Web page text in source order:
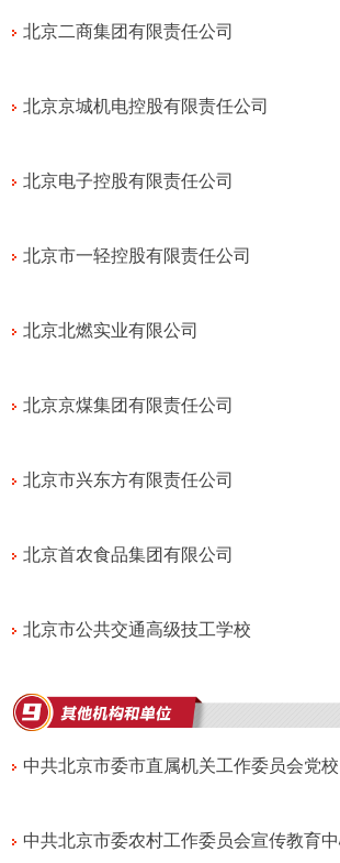
北京二商集团有限责任公司
北京京城机电控股有限责任公司
北京电子控股有限责任公司
北京市一轻控股有限责任公司
北京北燃实业有限公司
北京京煤集团有限责任公司
北京市兴东方有限责任公司
北京首农食品集团有限公司
北京市公共交通高级技工学校
中共北京市委市直属机关工作委员会党校
中共北京市委农村工作委员会宣传教育